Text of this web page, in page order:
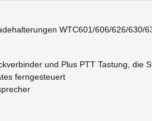
WTC601/606/626/630/
und Plus PTT Tastung,
ferngesteuert